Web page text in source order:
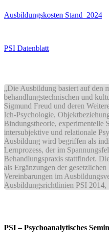
Ausbildungskosten Stand 2024
PSI Datenblatt
„Die Ausbildung basiert auf den
behandlungstechnischen und
Sigmund Freud und deren
Ich-Psychologie,
Bindungstheorie, experimentelle
intersubjektive und relationale
Ausbildung wird begriffen als
Lernprozess, der im
Behandlungspraxis stattfindet.
als Ergänzungen der
Vereinbarungen im
Ausbildungsrichtlinien PSI 2014,
PSI – Psychoanalytisches